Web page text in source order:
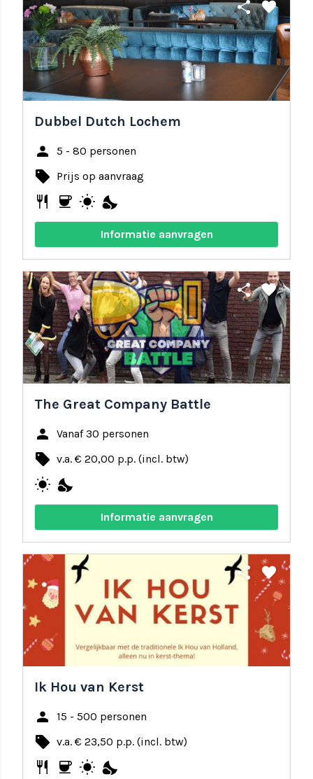
share favorite
Dubbel Dutch Lochem
person 5 - 80 personen
local_offer Prijs op aanvraag
restaurant coffee wb_sunny nights_stay
Informatie aanvragen
share favorite
The Great Company Battle
person Vanaf 30 personen
local_offer v.a. € 20,00 p.p. (incl. btw)
wb_sunny nights_stay
Informatie aanvragen
share favorite
Ik Hou van Kerst
person 15 - 500 personen
local_offer v.a. € 23,50 p.p. (incl. btw)
restaurant coffee wb_sunny nights_stay